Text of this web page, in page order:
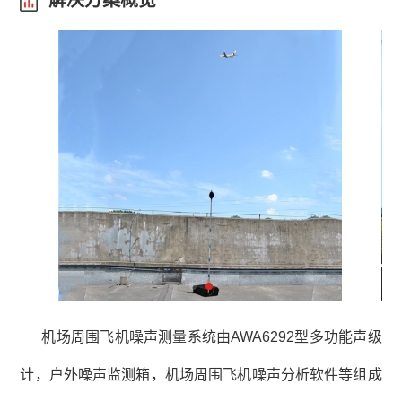
机场周围飞机噪声测量系统由AWA6292型多功能声级
计，户外噪声监测箱，机场周围飞机噪声分析软件等组成